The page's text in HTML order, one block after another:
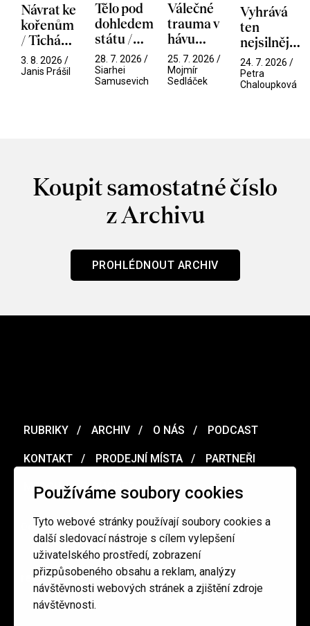
Používáme soubory cookies
Tyto webové stránky používají soubory cookies a
další sledovací nástroje s cílem vylepšení
uživatelského prostředí, zobrazení
přizpůsobeného obsahu a reklam, analýzy
návštěvnosti webových stránek a zjištění zdroje
návštěvnosti.
Návrat ke
kořenům
/ Tichá
přítelkyně
3. 8. 2026 /
Janis Prášil
Tělo pod
dohledem
státu /
Pramen
28. 7. 2026 /
Siarhei
Samusevich
Válečné
trauma v
hávu
spektáklu
/ Odyssea
25. 7. 2026 /
Mojmír
Sedláček
Vyhrává
ten
nejsilnější
/ V nitru
manosféry
24. 7. 2026 /
Petra
Chaloupková
Koupit samostatné číslo
z Archivu
PROHLÉDNOUT ARCHIV
RUBRIKY ARCHIV O NÁS PODCAST
KONTAKT PRODEJNÍ MÍSTA PARTNEŘI
MERCH VOUCHER
Ochrana osobních údajů / Obchodní podmínky
redakce@cinepur.cz